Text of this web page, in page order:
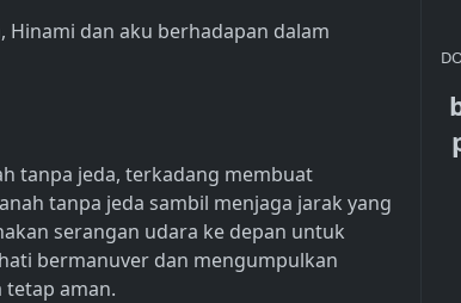
dan aku berhadapan dalam
tanpa jeda, terkadang membuat
tanpa jeda sambil menjaga jarak yang
serangan udara ke depan untuk
bermanuver dan mengumpulkan
aman.